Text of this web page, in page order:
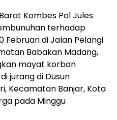
Kombes Pol Jules
terhadap
Februari di Jalan Pelangi
Babakan Madang,
mayat korban
jurang di Dusun
Kecamatan Banjar, Kota
pada Minggu